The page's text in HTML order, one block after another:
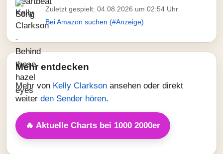
Zuletzt gespielt: 04.08.2026 um 02:54 Uhr
Bei Amazon suchen (#Anzeige)
Mehr entdecken
Mehr von Kelly Clarkson ansehen oder direkt
weiter den Sender hören.
🔥 Aktuelle Charts bei 1000 2000er